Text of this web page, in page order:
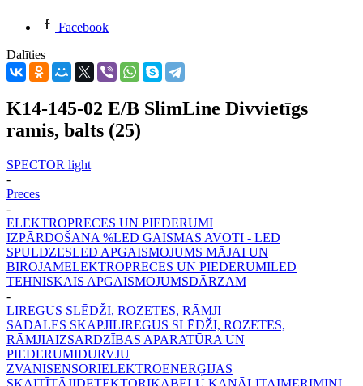
Facebook
Dalīties
K14-145-02 E/B SlimLine Divvietīgs
ramis, balts (25)
SPECTOR light
-
Preces
-
ELEKTROPRECES UN PIEDERUMI
IZPĀRDOŠANA %LED GAISMAS AVOTI - LED
SPULDZESLED APGAISMOJUMS MĀJAI UN
BIROJAMELEKTROPRECES UN PIEDERUMILED
TEHNISKAIS APGAISMOJUMSDĀRZAM
-
LIREGUS SLĒDŽI, ROZETES, RĀMJI
SADALES SKAPJILIREGUS SLĒDŽI, ROZETES,
RĀMJIAIZSARDZĪBAS APARATŪRA UN
PIEDERUMIDURVJU
ZVANISENSORIELEKTROENERĢIJAS
SKAITĪTĀJIDETEKTORIKABEĻU KANĀLITAIMERIMINI